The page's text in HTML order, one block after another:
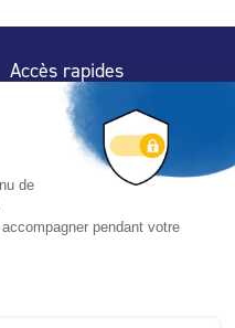
Accès rapides
Espace Presse
Trouver un
professionnel